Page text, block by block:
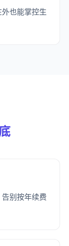
也能掌控生
别按年续费